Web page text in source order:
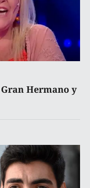
Hermano y